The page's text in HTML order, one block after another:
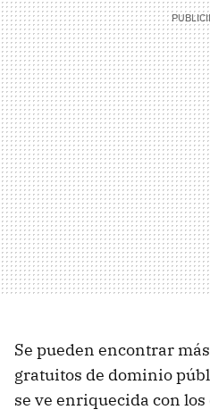
Se pueden encontrar
gratuitos de dominio
se ve enriquecida con